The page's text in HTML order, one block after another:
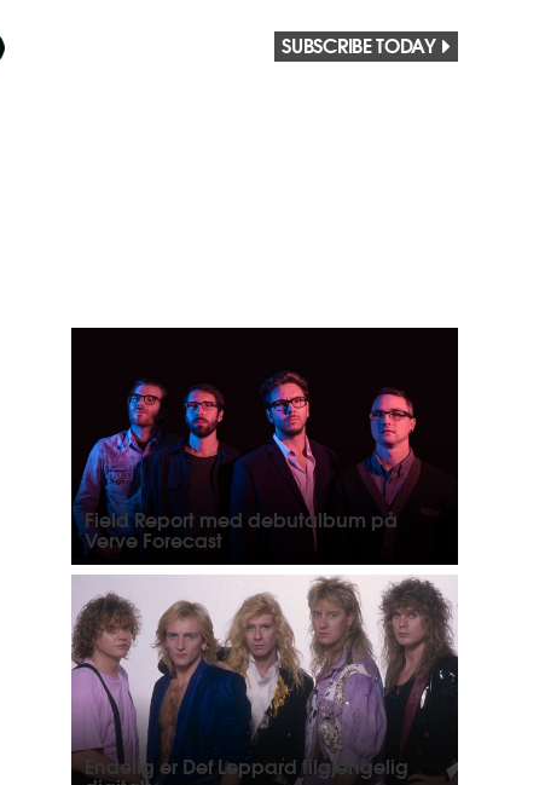
SUBSCRIBE TODAY
Field Report med debutalbum på
Verve Forecast
Endelig er Def Leppard tilgjengelig